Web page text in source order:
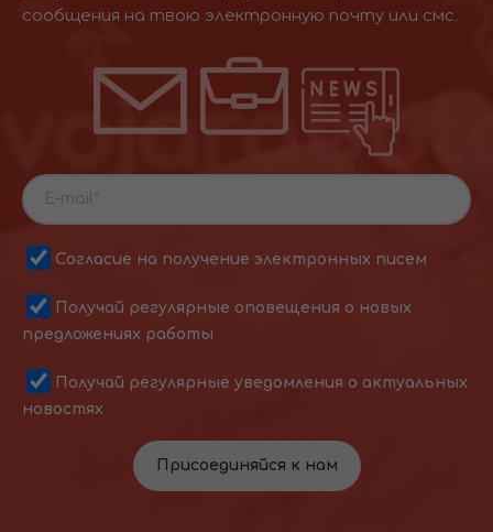
сообщения на твою электронную почту или смс.
Согласие на получение электронных писем
Получай регулярные оповещения о новых
предложениях работы
Получай регулярные уведомления о актуальных
новостях
Присоединяйся к нам